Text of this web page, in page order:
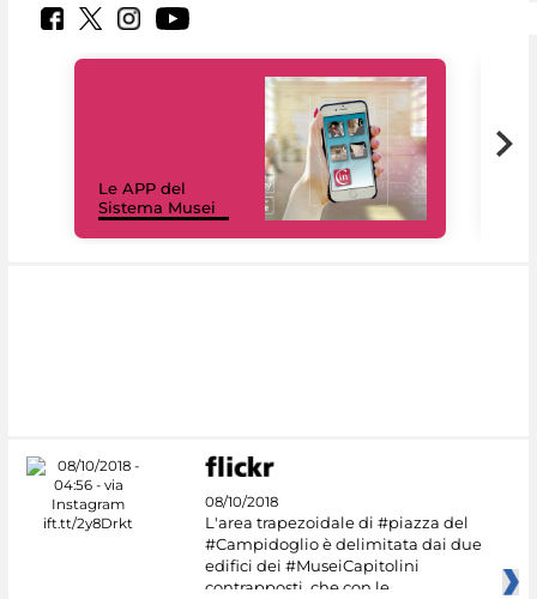
Le APP del
Sistema Musei
08/10/2018
L'area trapezoidale di #piazza del
#Campidoglio è delimitata dai due
edifici dei #MuseiCapitolini
contrapposti, che con le